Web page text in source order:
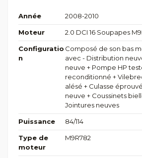
Année 2008-2010
Moteur 2.0 DCI 16 Soupapes
Configuratio
n
Composé de son bas
avec - Distribution
neuve + Pompe HP
reconditionné +
alésé + Culasse
neuve + Coussinets
Jointures neuves
Puissance 84/114
Type de
moteur
M9R782